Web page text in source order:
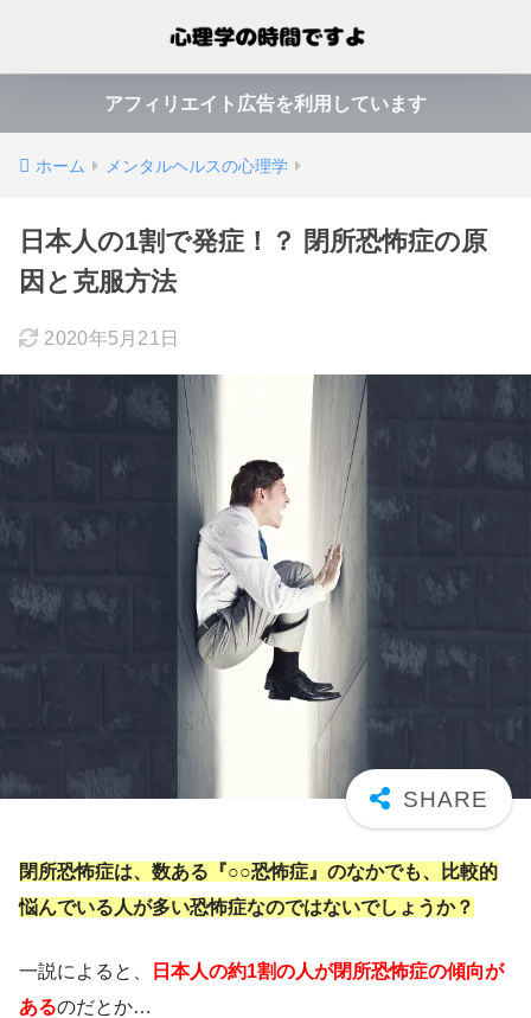
アフィリエイト広告を利用しています
ホーム メンタルヘルスの心理学
日本人の1割で発症！？ 閉所恐怖症の原
因と克服方法
2020年5月21日
閉所恐怖症は、数ある『○○恐怖症』のなかでも、比較的
悩んでいる人が多い恐怖症なのではないでしょうか？
一説によると、
日本人の約1割の人が閉所恐怖症の傾向が
あるのだとか…